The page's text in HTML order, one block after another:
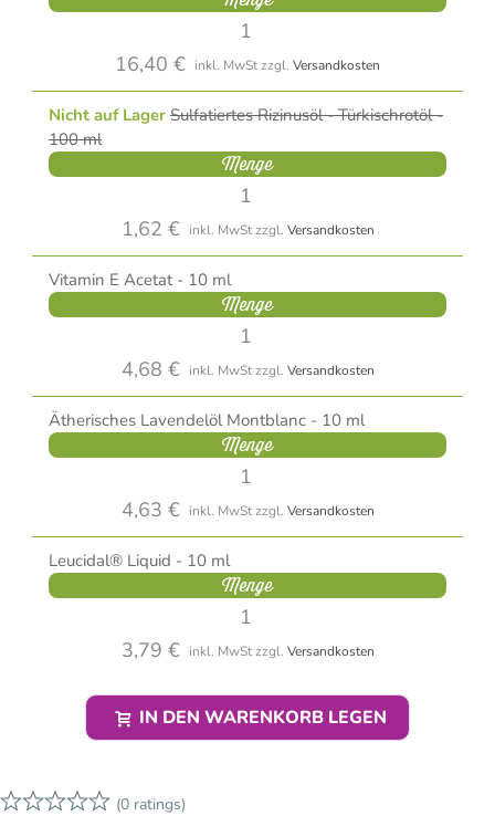
16,40 € inkl. MwStzzgl. Versandkosten
Nicht auf Lager Sulfatiertes Rizinusöl - Türkischrotöl -
100 ml
Menge
1,62 € inkl. MwStzzgl. Versandkosten
Vitamin E Acetat - 10 ml
Menge
4,68 € inkl. MwStzzgl. Versandkosten
Ätherisches Lavendelöl Montblanc - 10 ml
Menge
4,63 € inkl. MwStzzgl. Versandkosten
Leucidal® Liquid - 10 ml
Menge
3,79 € inkl. MwStzzgl. Versandkosten
IN DEN WARENKORB LEGEN
(0 ratings)